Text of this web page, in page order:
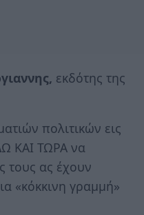
εκδότης της
πολιτικών εις
ΚΑΙ ΤΩΡΑ να
τους ας έχουν
«κόκκινη γραμμή»